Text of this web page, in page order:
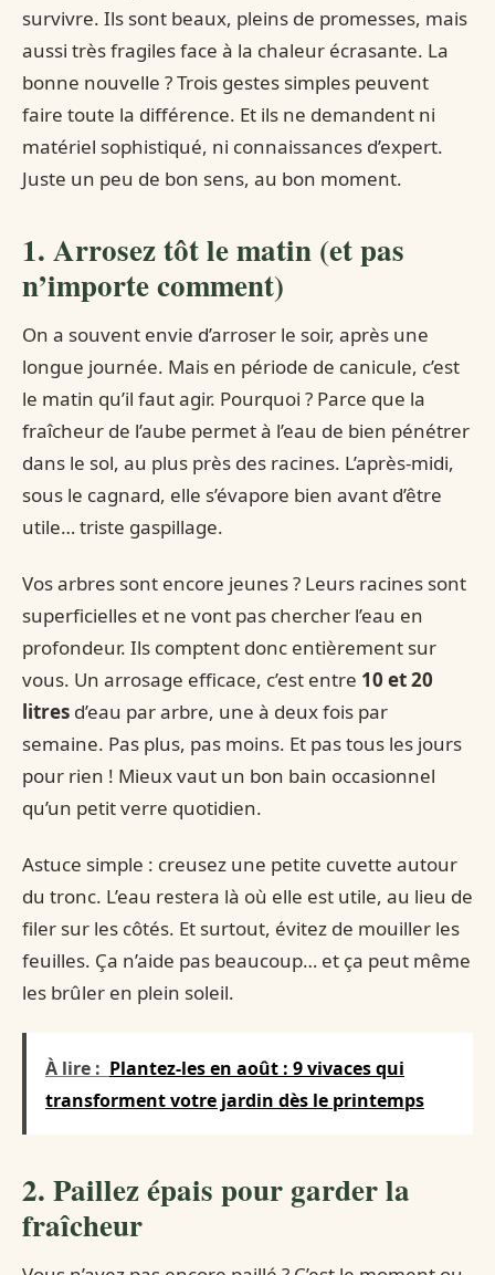
survivre. Ils sont beaux, pleins de promesses, mais
aussi très fragiles face à la chaleur écrasante. La
bonne nouvelle ? Trois gestes simples peuvent
faire toute la différence. Et ils ne demandent ni
matériel sophistiqué, ni connaissances d’expert.
Juste un peu de bon sens, au bon moment.
1. Arrosez tôt le matin (et pas
n’importe comment)
On a souvent envie d’arroser le soir, après une
longue journée. Mais en période de canicule, c’est
le matin qu’il faut agir. Pourquoi ? Parce que la
fraîcheur de l’aube permet à l’eau de bien pénétrer
dans le sol, au plus près des racines. L’après-midi,
sous le cagnard, elle s’évapore bien avant d’être
utile… triste gaspillage.
Vos arbres sont encore jeunes ? Leurs racines sont
superficielles et ne vont pas chercher l’eau en
profondeur. Ils comptent donc entièrement sur
vous. Un arrosage efficace, c’est entre 10 et 20
litres d’eau par arbre, une à deux fois par
semaine. Pas plus, pas moins. Et pas tous les jours
pour rien ! Mieux vaut un bon bain occasionnel
qu’un petit verre quotidien.
Astuce simple : creusez une petite cuvette autour
du tronc. L’eau restera là où elle est utile, au lieu de
filer sur les côtés. Et surtout, évitez de mouiller les
feuilles. Ça n’aide pas beaucoup… et ça peut même
les brûler en plein soleil.
À lire : Plantez-les en août : 9 vivaces qui
transforment votre jardin dès le printemps
2. Paillez épais pour garder la
fraîcheur